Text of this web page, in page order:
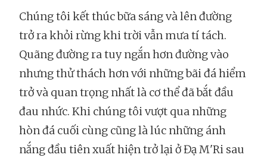
Chúng tôi kết thúc bữa sáng và lên đường
trở ra khỏi rừng khi trời vẫn mưa tí tách.
Quãng đường ra tuy ngắn hơn đường vào
nhưng thử thách hơn với những bãi đá hiểm
trở và quan trọng nhất là cơ thể đã bắt đầu
đau nhức. Khi chúng tôi vượt qua những
hòn đá cuối cùng cũng là lúc những ánh
nắng đầu tiên xuất hiện trở lại ở Đạ M'Ri sau